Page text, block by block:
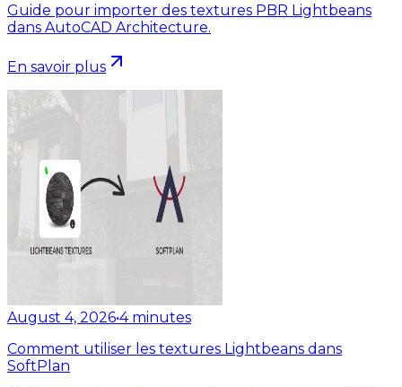
Guide pour importer des textures PBR Lightbeans
dans AutoCAD Architecture.
En savoir plus
August 4, 2026•4 minutes
Comment utiliser les textures Lightbeans dans
SoftPlan